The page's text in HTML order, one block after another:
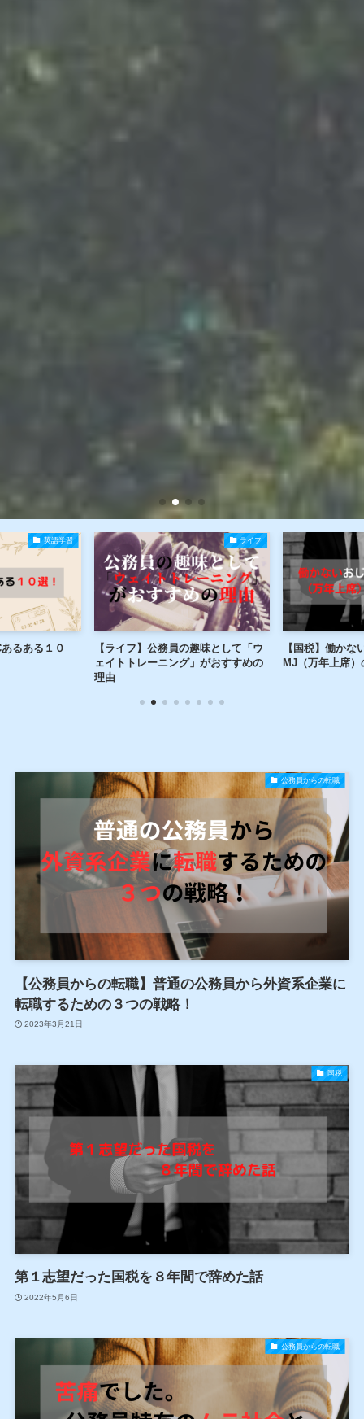
英語学習
るある１０
ライフ
【ライフ】公務員の趣味として「ウ
ェイトトレーニング」がおすすめの
理由
【国税】働かな
MJ（万年上席）
公務員からの転職
【公務員からの転職】普通の公務員から外資系企業に
転職するための３つの戦略！
2023年3月21日
国税
第１志望だった国税を８年間で辞めた話
2022年5月6日
公務員からの転職